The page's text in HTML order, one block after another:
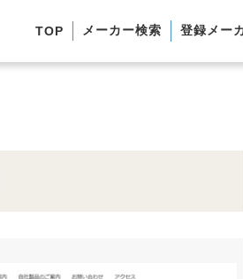
TOP メーカー検索 登録メー